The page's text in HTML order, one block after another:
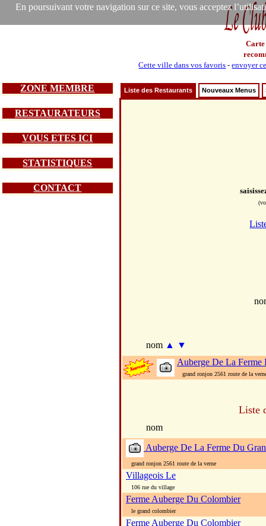
En poursuivant votre navigation sur ce site, vous acceptez
Carte
Cette ville dans vos favoris -envoyer
ZONE MEMBRE
RESTAURATEURS
VOUS ETES ICI
STATISTIQUES
CONTACT
Liste des Restaurants Nouveaux Menus
nom ▲
▼
Auberge De La
grand ronjon 2561 route de la
Liste
nom
Auberge De La Ferme Du
grand ronjon 2561 route de la verne
Villageois Le
106 rue du village
Ferme Auberge Du Colombier
le grand colombier
Ferme Auberge Du Colombier